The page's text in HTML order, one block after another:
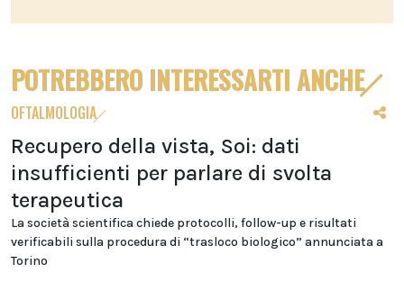
POTREBBERO INTERESSARTI ANCHE
OFTALMOLOGIA
Recupero della vista, Soi: dati
insufficienti per parlare di svolta
terapeutica
La società scientifica chiede protocolli, follow-up e risultati
verificabili sulla procedura di “trasloco biologico” annunciata a
Torino